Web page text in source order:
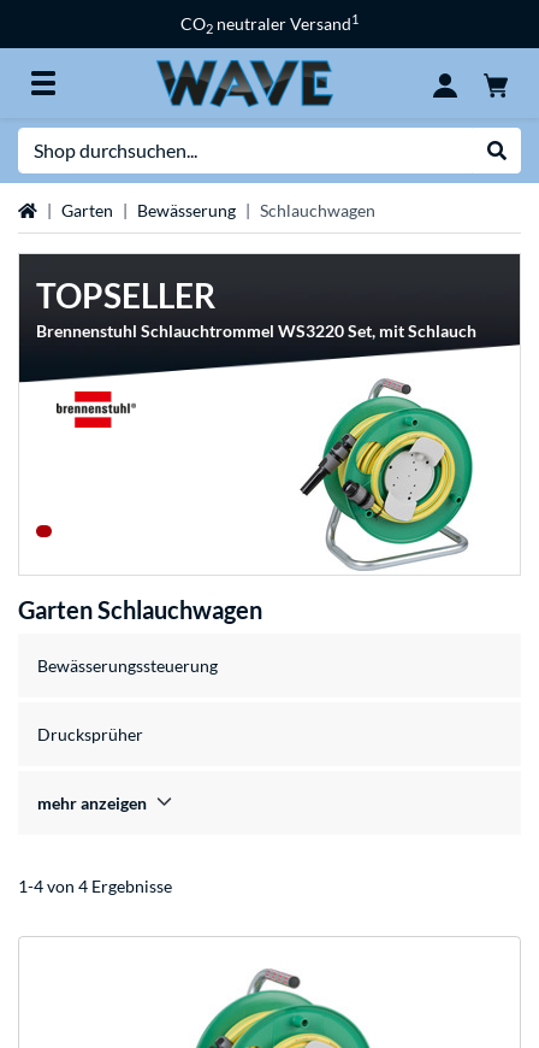
CO2 neutraler Versand1
StartseiteGarten Bewässerung Schlauchwagen
TOPSELLER
Brennenstuhl Schlauchtrommel WS3220 Set, mit Schlauch
Garten Schlauchwagen
Bewässerungssteuerung
Drucksprüher
mehr anzeigen
1-4 von 4 Ergebnisse